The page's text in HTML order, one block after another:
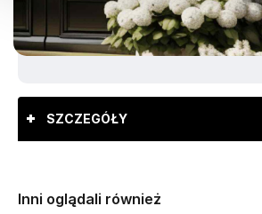
SZCZEGÓŁY
Inni oglądali również